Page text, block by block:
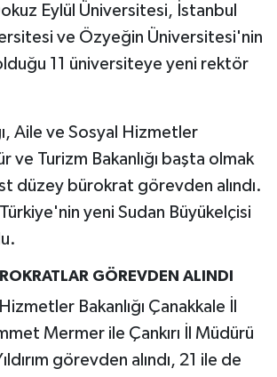
Eylül Üniversitesi, İstanbul
ve Özyeğin Üniversitesi'nin
11 üniversiteye yeni rektör
Aile ve Sosyal Hizmetler
ve Turizm Bakanlığı başta olmak
düzey bürokrat görevden alındı.
yeni Sudan Büyükelçisi
GÖREVDEN ALINDI
Bakanlığı Çanakkale İl
Mermer ile Çankırı İl Müdürü
görevden alındı, 21 ile de